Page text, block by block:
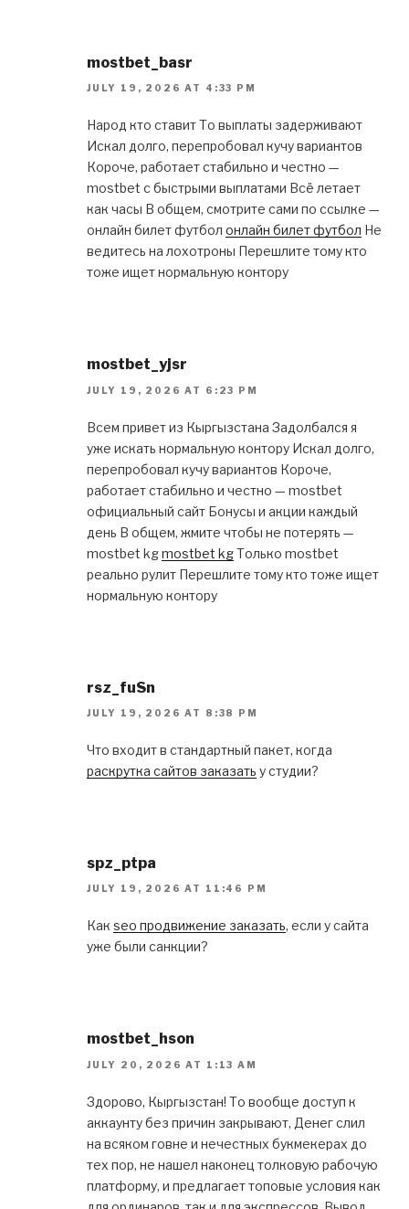
mostbet_basr
JULY 19, 2026 AT 4:33 PM
Народ кто ставит То выплаты задерживают
Искал долго, перепробовал кучу вариантов
Короче, работает стабильно и честно —
mostbet с быстрыми выплатами Всё летает
как часы В общем, смотрите сами по ссылке —
онлайн билет футбол онлайн билет футбол Не
ведитесь на лохотроны Перешлите тому кто
тоже ищет нормальную контору
mostbet_yjsr
JULY 19, 2026 AT 6:23 PM
Всем привет из Кыргызстана Задолбался я
уже искать нормальную контору Искал долго,
перепробовал кучу вариантов Короче,
работает стабильно и честно — mostbet
официальный сайт Бонусы и акции каждый
день В общем, жмите чтобы не потерять —
mostbet kgmostbet kgТолько mostbet
реально рулит Перешлите тому кто тоже ищет
нормальную контору
rsz_fuSn
JULY 19, 2026 AT 8:38 PM
Что входит в стандартный пакет, когда
раскрутка сайтов заказать у студии?
spz_ptpa
JULY 19, 2026 AT 11:46 PM
Как seo продвижение заказать, если у сайта
уже были санкции?
mostbet_hson
JULY 20, 2026 AT 1:13 AM
Здорово, Кыргызстан! То вообще доступ к
аккаунту без причин закрывают, Денег слил
на всяком говне и нечестных букмекерах до
тех пор, не нашел наконец толковую рабочую
платформу, и предлагает топовые условия как